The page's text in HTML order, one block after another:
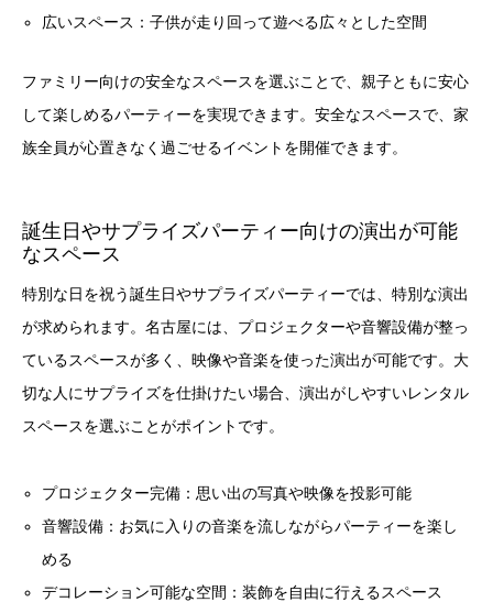
広いスペース：子供が走り回って遊べる広々とした空間
ファミリー向けの安全なスペースを選ぶことで、親子ともに安心
して楽しめるパーティーを実現できます。安全なスペースで、家
族全員が心置きなく過ごせるイベントを開催できます。
誕生日やサプライズパーティー向けの演出が可能
なスペース
特別な日を祝う誕生日やサプライズパーティーでは、特別な演出
が求められます。名古屋には、プロジェクターや音響設備が整っ
ているスペースが多く、映像や音楽を使った演出が可能です。大
切な人にサプライズを仕掛けたい場合、演出がしやすいレンタル
スペースを選ぶことがポイントです。
プロジェクター完備：思い出の写真や映像を投影可能
音響設備：お気に入りの音楽を流しながらパーティーを楽し
める
デコレーション可能な空間：装飾を自由に行えるスペース